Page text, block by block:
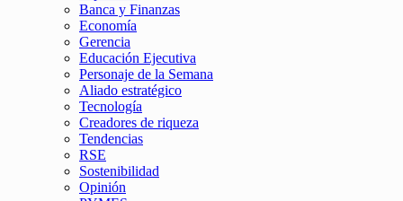
Banca y Finanzas
Economía
Gerencia
Educación Ejecutiva
Personaje de la Semana
Aliado estratégico
Tecnología
Creadores de riqueza
Tendencias
RSE
Sostenibilidad
Opinión